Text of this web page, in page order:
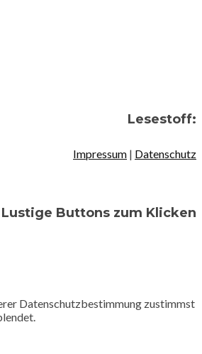
Lesestoff:
Impressum | Datenschutz
Lustige Buttons zum Klicken
Datenschutzbestimmung zustimmst